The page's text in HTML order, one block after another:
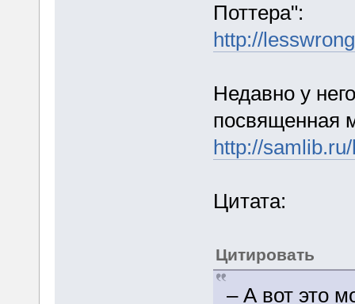
Поттера":
http://
Недавно у
посвященная
http://
Цитата:
Цитировать
– А вот это